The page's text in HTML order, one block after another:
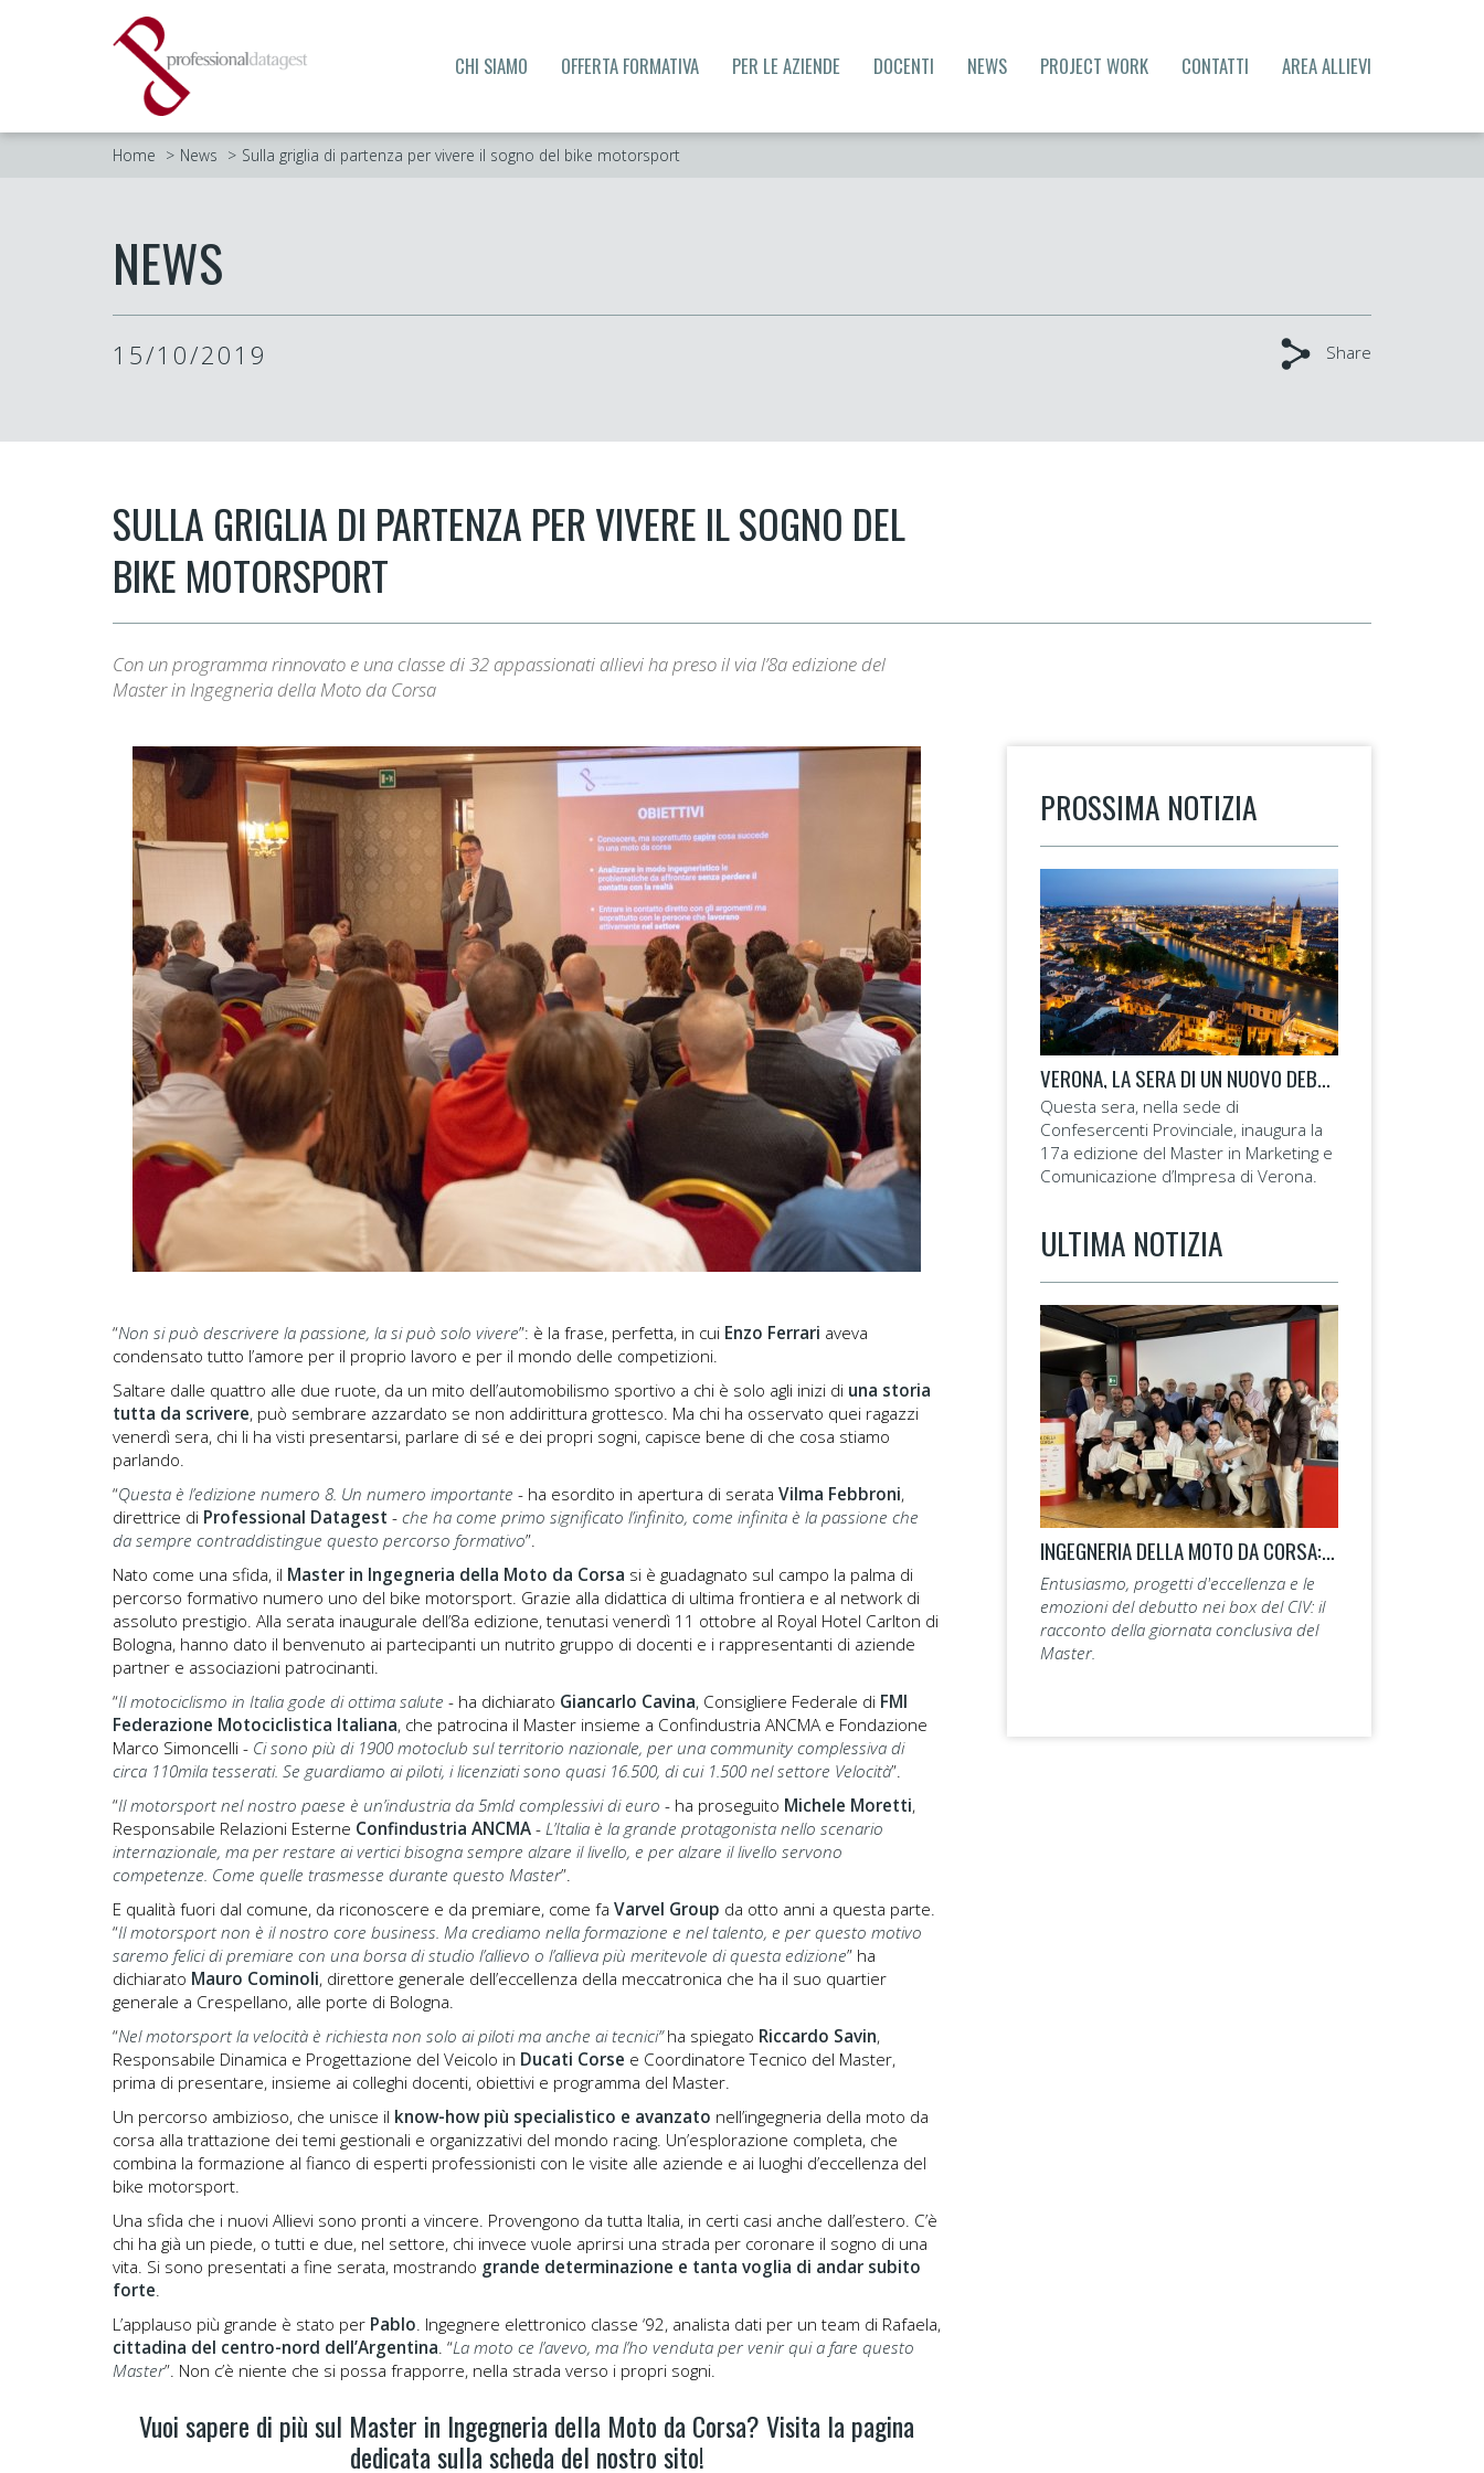
CHI SIAMO OFFERTA FORMATIVA PER LE AZIENDE DOCENTI NEWS PROJECT WORK CONTATTI AREA ALLIEVI
Home News Sulla griglia di partenza per vivere il sogno del bike motorsport
NEWS
15/10/2019 Share
SULLA GRIGLIA DI PARTENZA PER VIVERE IL SOGNO DEL
BIKE MOTORSPORT
Con un programma rinnovato e una classe di 32 appassionati allievi ha preso il via l’8a edizione del
Master in Ingegneria della Moto da Corsa
“Non si può descrivere la passione, la si può solo vivere”: è la frase, perfetta, in cui Enzo Ferrari aveva
condensato tutto l’amore per il proprio lavoro e per il mondo delle competizioni.
Saltare dalle quattro alle due ruote, da un mito dell’automobilismo sportivo a chi è solo agli inizi di una storia
tutta da scrivere, può sembrare azzardato se non addirittura grottesco. Ma chi ha osservato quei ragazzi
venerdì sera, chi li ha visti presentarsi, parlare di sé e dei propri sogni, capisce bene di che cosa stiamo
parlando.
“Questa è l’edizione numero 8. Un numero importante - ha esordito in apertura di serata Vilma Febbroni,
direttrice di Professional Datagest - che ha come primo significato l’infinito, come infinita è la passione che
da sempre contraddistingue questo percorso formativo”.
Nato come una sfida, il Master in Ingegneria della Moto da Corsa si è guadagnato sul campo la palma di
percorso formativo numero uno del bike motorsport. Grazie alla didattica di ultima frontiera e al network di
assoluto prestigio. Alla serata inaugurale dell’8a edizione, tenutasi venerdì 11 ottobre al Royal Hotel Carlton di
Bologna, hanno dato il benvenuto ai partecipanti un nutrito gruppo di docenti e i rappresentanti di aziende
partner e associazioni patrocinanti.
“Il motociclismo in Italia gode di ottima salute - ha dichiarato Giancarlo Cavina, Consigliere Federale di FMI
Federazione Motociclistica Italiana, che patrocina il Master insieme a Confindustria ANCMA e Fondazione
Marco Simoncelli - Ci sono più di 1900 motoclub sul territorio nazionale, per una community complessiva di
circa 110mila tesserati. Se guardiamo ai piloti, i licenziati sono quasi 16.500, di cui 1.500 nel settore Velocità”.
“Il motorsport nel nostro paese è un’industria da 5mld complessivi di euro - ha proseguito Michele Moretti,
Responsabile Relazioni Esterne Confindustria ANCMA - L’Italia è la grande protagonista nello scenario
internazionale, ma per restare ai vertici bisogna sempre alzare il livello, e per alzare il livello servono
competenze. Come quelle trasmesse durante questo Master”.
E qualità fuori dal comune, da riconoscere e da premiare, come fa Varvel Group da otto anni a questa parte.
“Il motorsport non è il nostro core business. Ma crediamo nella formazione e nel talento, e per questo motivo
saremo felici di premiare con una borsa di studio l’allievo o l’allieva più meritevole di questa edizione” ha
dichiarato Mauro Cominoli, direttore generale dell’eccellenza della meccatronica che ha il suo quartier
generale a Crespellano, alle porte di Bologna.
“Nel motorsport la velocità è richiesta non solo ai piloti ma anche ai tecnici”ha spiegato Riccardo Savin,
Responsabile Dinamica e Progettazione del Veicolo in Ducati Corse e Coordinatore Tecnico del Master,
prima di presentare, insieme ai colleghi docenti, obiettivi e programma del Master.
Un percorso ambizioso, che unisce il know-how più specialistico e avanzato nell’ingegneria della moto da
corsa alla trattazione dei temi gestionali e organizzativi del mondo racing. Un’esplorazione completa, che
combina la formazione al fianco di esperti professionisti con le visite alle aziende e ai luoghi d’eccellenza del
bike motorsport.
Una sfida che i nuovi Allievi sono pronti a vincere. Provengono da tutta Italia, in certi casi anche dall’estero. C’è
chi ha già un piede, o tutti e due, nel settore, chi invece vuole aprirsi una strada per coronare il sogno di una
vita. Si sono presentati a fine serata, mostrando grande determinazione e tanta voglia di andar subito
forte.
L’applauso più grande è stato per Pablo. Ingegnere elettronico classe ‘92, analista dati per un team di Rafaela,
cittadina del centro-nord dell’Argentina. “La moto ce l’avevo, ma l’ho venduta per venir qui a fare questo
Master”. Non c’è niente che si possa frapporre, nella strada verso i propri sogni.
Vuoi sapere di più sul Master in Ingegneria della Moto da Corsa? Visita la pagina
dedicata sulla scheda del nostro sito!
PROSSIMA NOTIZIA
VERONA, LA SERA DI UN NUOVO DEBUTTO
Questa sera, nella sede di
Confesercenti Provinciale, inaugura la
17a edizione del Master in Marketing e
Comunicazione d’Impresa di Verona.
ULTIMA NOTIZIA
INGEGNERIA DELLA MOTO DA CORSA: LA 14ª EDIZIONE TAGLIA IL TRAGUARDO.
Entusiasmo, progetti d'eccellenza e le
emozioni del debutto nei box del CIV: il
racconto della giornata conclusiva del
Master.